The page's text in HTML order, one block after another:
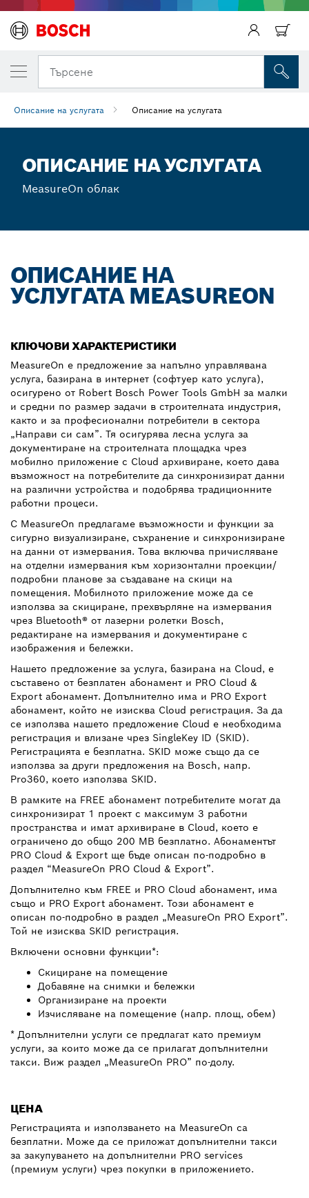
Търсене
Описание на услугата Описание на услугата
ОПИСАНИЕ НА УСЛУГАТА
MeasureOn облак
ОПИСАНИЕ НА
УСЛУГАТА MEASUREON
КЛЮЧОВИ ХАРАКТЕРИСТИКИ
MeasureOn е предложение за напълно управлявана
услуга, базирана в интернет (софтуер като услуга),
осигурено от Robert Bosch Power Tools GmbH за малки
и средни по размер задачи в строителната индустрия,
както и за професионални потребители в сектора
„Направи си сам”. Тя осигурява лесна услуга за
документиране на строителната площадка чрез
мобилно приложение с Cloud архивиране, което дава
възможност на потребителите да синхронизират данни
на различни устройства и подобрява традиционните
работни процеси.
С MeasureOn предлагаме възможности и функции за
сигурно визуализиране, съхранение и синхронизиране
на данни от измервания. Това включва причисляване
на отделни измервания към хоризонтални проекции/
подробни планове за създаване на скици на
помещения. Мобилното приложение може да се
използва за скициране, прехвърляне на измервания
чрез Bluetooth® от лазерни ролетки Bosch,
редактиране на измервания и документиране с
изображения и бележки.
Нашето предложение за услуга, базирана на Cloud, е
съставено от безплатен абонамент и PRO Cloud &
Export абонамент. Допълнително има и PRO Export
абонамент, който не изисква Cloud регистрация. За да
се използва нашето предложение Cloud е необходима
регистрация и влизане чрез SingleKey ID (SKID).
Регистрацията е безплатна. SKID може също да се
използва за други предложения на Bosch, напр.
Pro360, което използва SKID.
В рамките на FREE абонамент потребителите могат да
синхронизират 1 проект с максимум 3 работни
пространства и имат архивиране в Cloud, което е
ограничено до общо 200 MB безплатно. Абонаментът
PRO Cloud & Export ще бъде описан по-подробно в
раздел “MeasureOn PRO Cloud & Export”.
Допълнително към FREE и PRO Cloud абонамент, има
също и PRO Export абонамент. Този абонамент е
описан по-подробно в раздел „MeasureOn PRO Export”.
Той не изисква SKID регистрация.
Включени основни функции*:
Скициране на помещение
Добавяне на снимки и бележки
Организиране на проекти
Изчисляване на помещение (напр. площ, обем)
* Допълнителни услуги се предлагат като премиум
услуги, за които може да се прилагат допълнителни
такси. Виж раздел „MeasureOn PRO” по-долу.
ЦЕНА
Регистрацията и използването на MeasureOn са
безплатни. Може да се приложат допълнителни такси
за закупуването на допълнителни PRO services
(премиум услуги) чрез покупки в приложението.